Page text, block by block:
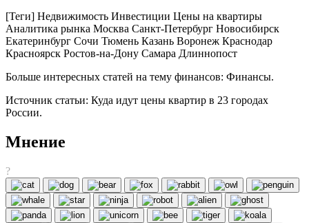
[Теги] Недвижимость Инвестиции Цены на квартиры
Аналитика рынка Москва Санкт-Петербург Новосибирск
Екатеринбург Сочи Тюмень Казань Воронеж Краснодар
Красноярск Ростов-на-Дону Самара Длиннопост
Больше интересных статей на тему финансов: Финансы.
Источник статьи: Куда идут цены квартир в 23 городах
России.
Мнение
?